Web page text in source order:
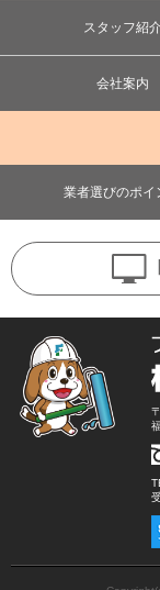
スタッフ紹
会社案内
業者選びのポイ